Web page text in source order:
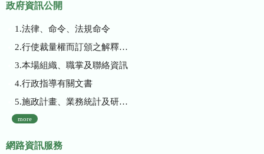
政府資訊公開
1.法律、命令、法規命令
2.行使裁量權而訂頒之解釋性規定及裁量基準
3.本場組織、職掌及聯絡資訊
4.行政指導有關文書
5.施政計畫、業務統計及研究報告
more
網路資訊服務